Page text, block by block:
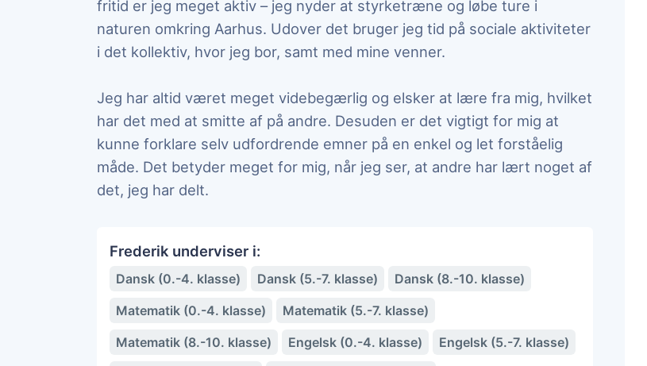
fritid er jeg meget aktiv – jeg nyder at styrketræne og løbe ture i
naturen omkring Aarhus. Udover det bruger jeg tid på sociale aktiviteter
i det kollektiv, hvor jeg bor, samt med mine venner.
Jeg har altid været meget videbegærlig og elsker at lære fra mig, hvilket
har det med at smitte af på andre. Desuden er det vigtigt for mig at
kunne forklare selv udfordrende emner på en enkel og let forståelig
måde. Det betyder meget for mig, når jeg ser, at andre har lært noget af
det, jeg har delt.
Frederik underviser i:
Dansk (0.-4. klasse) Dansk (5.-7. klasse)
Dansk (8.-10. klasse)
Matematik (0.-4. klasse)
Matematik (5.-7. klasse)
Matematik (8.-10. klasse)
Engelsk (0.-4. klasse)
Engelsk (5.-7. klasse)